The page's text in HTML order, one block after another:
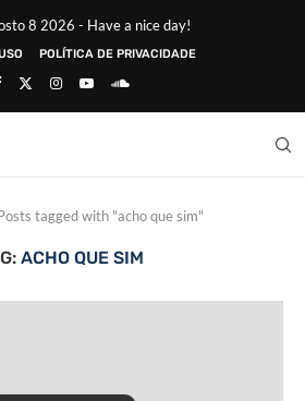
8 2026 - Have a nice day!
POLÍTICA DE PRIVACIDADE
tagged with "acho que sim"
ACHO QUE SIM